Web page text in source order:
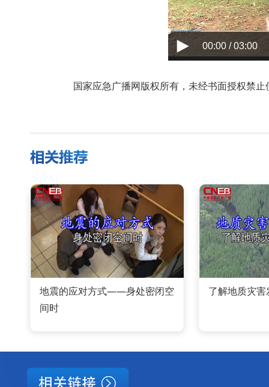
00:00 / 03:00
国家应急广播网版权所有，未经书面授权禁
地震的应对方式——身处密闭空
间时
了解地质灾